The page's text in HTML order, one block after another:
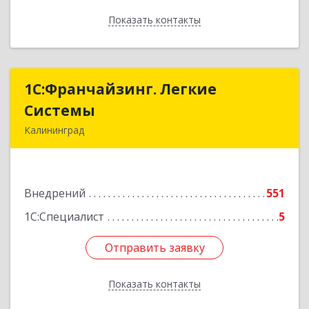
Показать контакты
Назад
1С:Франчайзинг. Легкие
Системы
Калининград
Внедрений
551
1С:Специалист
5
Отправить заявку
Показать контакты
1С:Франчайзинг. Легкие
Подробнее
Отправить заявку
Назад